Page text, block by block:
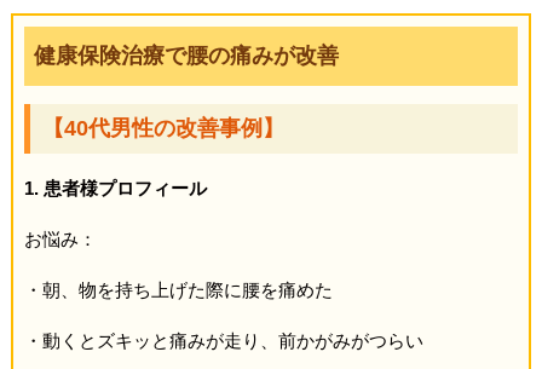
健康保険治療で腰の痛みが改善
【40代男性の改善事例】
1. 患者様プロフィール
お悩み：
・朝、物を持ち上げた際に腰を痛めた
・動くとズキッと痛みが走り、前かがみがつらい